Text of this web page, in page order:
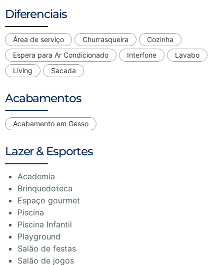
Diferenciais
Área de serviço Churrasqueira
Cozinha
Espera para Ar Condicionado
Interfone
Lavabo
Living
Sacada
Acabamentos
Acabamento em Gesso
Lazer & Esportes
Academia
Brinquedoteca
Espaço gourmet
Piscina
Piscina Infantil
Playground
Salão de festas
Salão de jogos